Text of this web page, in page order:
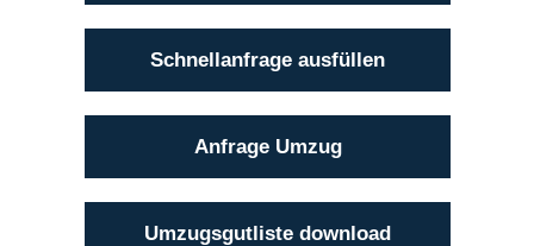
Schnellanfrage ausfüllen
Anfrage Umzug
Umzugsgutliste download